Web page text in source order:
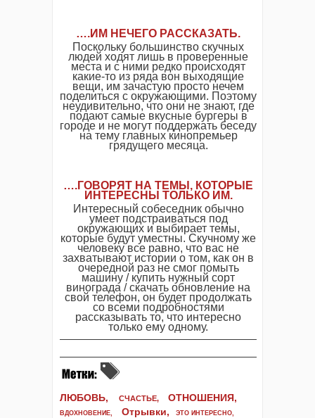
….ИМ НЕЧЕГО РАССКАЗАТЬ.
Поскольку большинство скучных
людей ходят лишь в проверенные
места и с ними редко происходят
какие-то из ряда вон выходящие
вещи, им зачастую просто нечем
поделиться с окружающими. Поэтому
неудивительно, что они не знают, где
подают самые вкусные бургеры в
городе и не могут поддержать беседу
на тему главных кинопремьер
грядущего месяца.
….ГОВОРЯТ НА ТЕМЫ, КОТОРЫЕ
ИНТЕРЕСНЫ ТОЛЬКО ИМ.
Интересный собеседник обычно
умеет подстраиваться под
окружающих и выбирает темы,
которые будут уместны. Скучному же
человеку все равно, что вас не
захватывают истории о том, как он в
очередной раз не смог помыть
машину / купить нужный сорт
винограда / скачать обновление на
свой телефон, он будет продолжать
со всеми подробностями
рассказывать то, что интересно
только ему одному.
ЛЮБОВЬ, СЧАСТЬЕ, ОТНОШЕНИЯ,
ВДОХНОВЕНИЕ, Отрывки, ЭТО ИНТЕРЕСНО,